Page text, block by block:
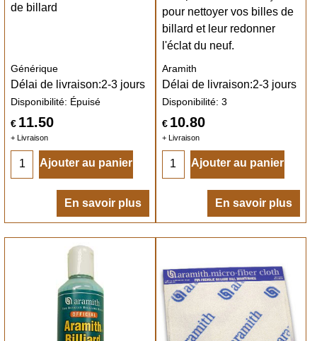
de billard
€ 11.50
+ Livraison
Générique
Délai de livraison:2-3 jours
Disponibilité: Épuisé
Ajouter au panier
En savoir plus
pour nettoyer vos billes de
billard et leur redonner
l'éclat du neuf.
€ 10.80
+ Livraison
Aramith
Délai de livraison:2-3 jours
Disponibilité: 3
Ajouter au panier
En savoir plus